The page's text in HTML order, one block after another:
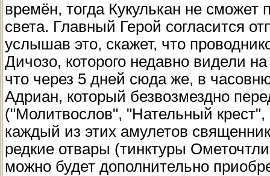
времён, тогда Кукулькан не сможет
света. Главный Герой согласится
услышав это, скажет, что
Дичозо, которого недавно видели
что через 5 дней сюда же, в
Адриан, который безвозмездно
("Молитвослов", "Нательный
каждый из этих амулетов
редкие отвары (тинктуры
можно будет дополнительно